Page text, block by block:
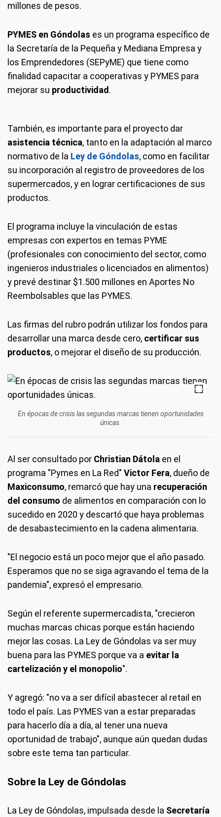
millones de pesos.
PYMES en Góndolas es un programa específico de
la Secretaría de la Pequeña y Mediana Empresa y
los Emprendedores (SEPyME) que tiene como
finalidad capacitar a cooperativas y PYMES para
mejorar su productividad .
También, es importante para el proyecto dar
asistencia técnica, tanto en la adaptación al marco
normativo de la Ley de Góndolas, como en facilitar
su incorporación al registro de proveedores de los
supermercados, y en lograr certificaciones de sus
productos.
El programa incluye la vinculación de estas
empresas con expertos en temas PYME
(profesionales con conocimiento del sector, como
ingenieros industriales o licenciados en alimentos)
y prevé destinar $1.500 millones en Aportes No
Reembolsables que las PYMES.
Las firmas del rubro podrán utilizar los fondos para
desarrollar una marca desde cero, certificar sus
productos, o mejorar el diseño de su producción.
En épocas de crisis las segundas marcas tienen oportunidades
únicas.
Al ser consultado por Christian Dátola en el
programa "Pymes en La Red" Victor Fera, dueño de
Maxiconsumo, remarcó que hay una recuperación
del consumo de alimentos en comparación con lo
sucedido en 2020 y descartó que haya problemas
de desabastecimiento en la cadena alimentaria.
"El negocio está un poco mejor que el año pasado.
Esperamos que no se siga agravando el tema de la
pandemia", expresó el empresario.
Según el referente supermercadista, "crecieron
muchas marcas chicas porque están haciendo
mejor las cosas. La Ley de Góndolas va ser muy
buena para las PYMES porque va a evitar la
cartelización y el monopolio".
Y agregó: "no va a ser difícil abastecer al retail en
todo el país. Las PYMES van a estar preparadas
para hacerlo día a día, al tener una nueva
oportunidad de trabajo", aunque aún quedan dudas
sobre este tema tan particular.
Sobre la Ley de Góndolas
La Ley de Góndolas, impulsada desde la Secretaría